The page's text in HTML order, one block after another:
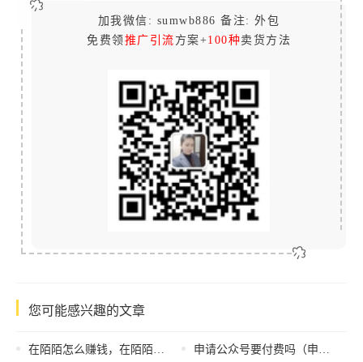
加我微信: sumwb886 备注: 外包
免费领 推广引流 方案+100种卖货方法
您可能感兴趣的文章
在陌陌怎么赚钱，在陌陌怎么赚钱快？
申请公众号要付费吗（申请公众号要钱不_）